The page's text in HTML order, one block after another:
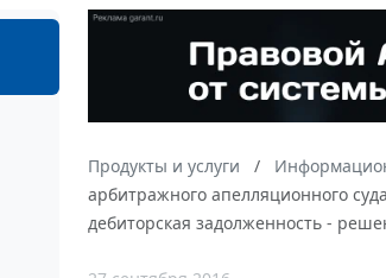
Продукты и услуги
арбитражного апелляционного
дебиторская задолженность -